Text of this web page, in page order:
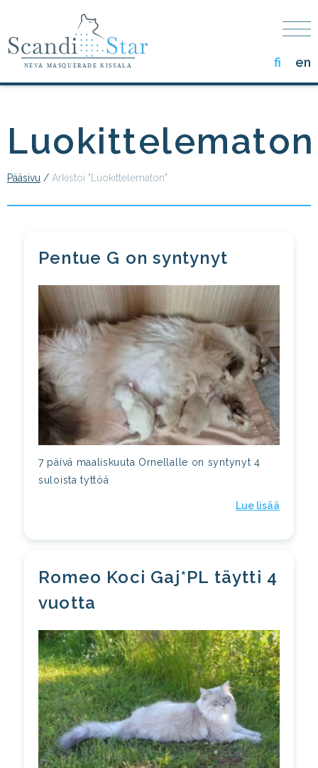
content
NEVA MASQUERADE KISSALA fi en
Luokittelematon
Pääsivu / Arkistoi "Luokittelematon"
Pentue G on syntynyt
7 päivä maaliskuuta Ornellalle on syntynyt 4
suloista tyttöä
Lue lisää
Romeo Koci Gaj*PL täytti 4
vuotta